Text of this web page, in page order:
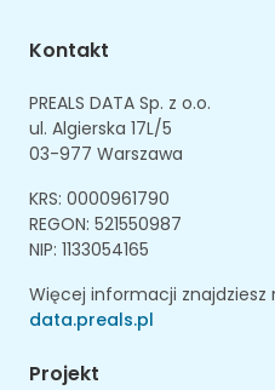
Kontakt
PREALS DATA Sp. z o.o.
ul. Algierska 17L/5
03-977 Warszawa
KRS: 0000961790
REGON: 521550987
NIP: 1133054165
Więcej informacji znajdziesz
data.preals.pl
Projekt